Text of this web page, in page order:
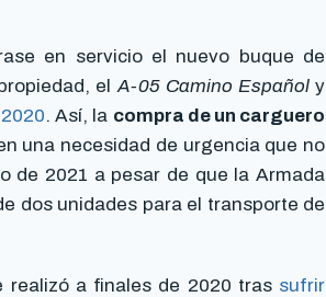
en servicio el nuevo buque de
elA-05 Camino Españoly
. Así, la compra de un carguero
una necesidad de urgencia que no
de 2021 a pesar de que la Armada
dos unidades para el transporte de
realizó a finales de 2020 tras sufrir